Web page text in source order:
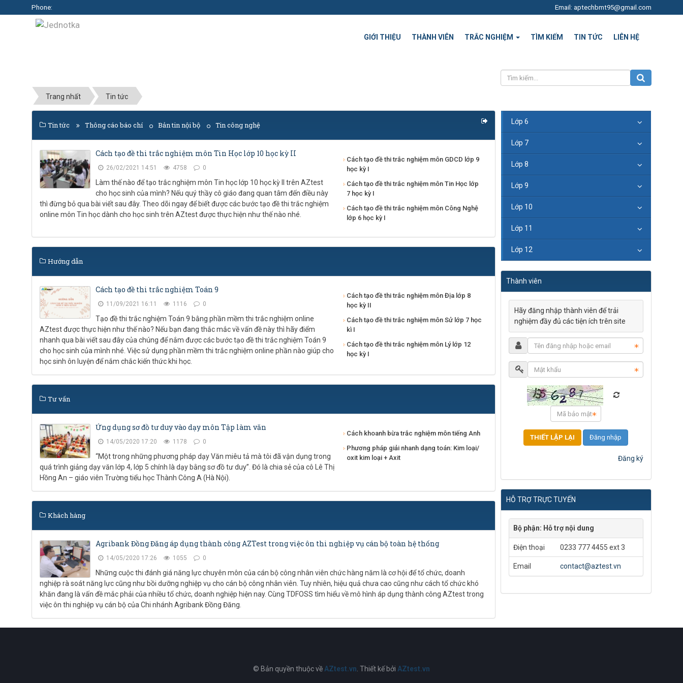
Phone: Email: aptechbmt95@gmail.com
GIỚI THIỆU THÀNH VIÊN TRẮC NGHIỆM TÌM KIẾM TIN TỨC LIÊN HỆ
Trang nhất Tin tức
Tin tức Thông cáo báo chí Bản tin nội bộ Tin công nghệ
Cách tạo đề thi trắc nghiệm môn Tin Học lớp 10 học kỳ II
26/02/2021 14:51 4758 0
Làm thế nào để tạo trắc nghiệm môn Tin học lớp 10 học kỳ II trên AZtest
cho học sinh của mình? Nếu quý thầy cô giáo đang quan tâm đến điều này
thì đừng bỏ qua bài viết sau đây. Theo dõi ngay để biết được các bước tạo đề thi trắc nghiệm
online môn Tin học dành cho học sinh trên AZtest được thực hiện như thế nào nhé.
Cách tạo đề thi trắc nghiệm môn GDCD lớp 9
học kỳ I
Cách tạo đề thi trắc nghiệm môn Tin Học lớp
7 học kỳ I
Cách tạo đề thi trắc nghiệm môn Công Nghệ
lớp 6 học kỳ I
Hướng dẫn
Cách tạo đề thi trắc nghiệm Toán 9
11/09/2021 16:11 1116 0
Tạo đề thi trắc nghiệm Toán 9 bằng phần mềm thi trắc nghiệm online
AZtest được thực hiện như thế nào? Nếu bạn đang thắc mắc về vấn đề này thì hãy điểm
nhanh qua bài viết sau đây của chúng để nắm được các bước tạo đề thi trắc nghiệm Toán 9
cho học sinh của mình nhé. Việc sử dụng phần mềm thi trắc nghiệm online phần nào giúp cho
học sinh ôn luyện để nắm chắc kiến thức khi học.
Cách tạo đề thi trắc nghiệm môn Địa lớp 8
học kỳ II
Cách tạo đề thi trắc nghiệm môn Sử lớp 7 học
kì I
Cách tạo đề thi trắc nghiệm môn Lý lớp 12
học kỳ I
Tư vấn
Ứng dụng sơ đồ tư duy vào dạy môn Tập làm văn
14/05/2020 17:20 1178 0
“Một trong những phương pháp dạy Văn miêu tả mà tôi đã vận dụng trong
quá trình giảng dạy văn lớp 4, lớp 5 chính là dạy bằng sơ đồ tư duy”. Đó là chia sẻ của cô Lê Thị
Hồng An – giáo viên Trường tiểu học Thành Công A (Hà Nội).
Cách khoanh bừa trắc nghiệm môn tiếng Anh
Phương pháp giải nhanh dạng toán: Kim loại/
oxit kim loại + Axit
Khách hàng
Agribank Đồng Đăng áp dụng thành công AZTest trong việc ôn thi nghiệp vụ cán bộ toàn hệ thống
14/05/2020 17:26 1055 0
Những cuộc thi đánh giá năng lực chuyên môn của cán bộ công nhân viên chức hàng năm là cơ hội để tổ chức, doanh
nghiệp rà soát năng lực cũng như bồi dưỡng nghiệp vụ cho cán bộ công nhân viên. Tuy nhiên, hiệu quả chưa cao cũng như cách tổ chức khó
khăn đang là vấn đề mắc phải của nhiều tổ chức, doanh nghiệp hiện nay. Cùng TDFOSS tìm hiểu về mô hình áp dụng thành công AZtest trong
việc ôn thi nghiệp vụ cán bộ của Chi nhánh Agribank Đồng Đăng.
Lớp 6
Lớp 7
Lớp 8
Lớp 9
Lớp 10
Lớp 11
Lớp 12
Thành viên
Hãy đăng nhập thành viên để trải
nghiệm đầy đủ các tiện ích trên site
Đăng nhập
Đăng ký
HỖ TRỢ TRỰC TUYẾN
Bộ phận: Hỗ trợ nội dung
Điện thoại 0233 777 4455 ext 3
Email contact@aztest.vn
© Bản quyền thuộc về AZtest.vn . Thiết kế bởi AZtest.vn